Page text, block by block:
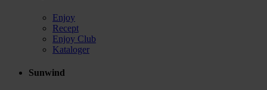
Enjoy
Recept
Enjoy Club
Kataloger
Sunwind